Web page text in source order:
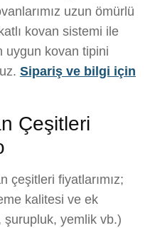
uzun ömürlü
kovan sistemi ile
uygun kovan tipini
Sipariş ve bilgi için
Çeşitleri
çeşitleri fiyatlarımız;
kalitesi ve ek
şurupluk, yemlik vb.)